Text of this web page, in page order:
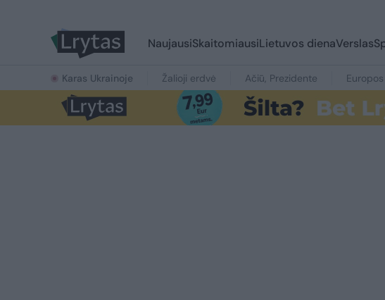
NaujausiSkaitomiausiLietuvos dienaVerslas
Karas Ukrainoje Žalioji erdvė Ačiū, Prezidente